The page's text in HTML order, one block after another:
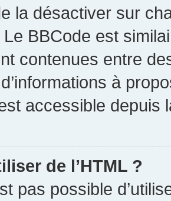
la désactiver sur
BBCode est
contenues entre
à
accessible depuis
de l’HTML ?
pas possible